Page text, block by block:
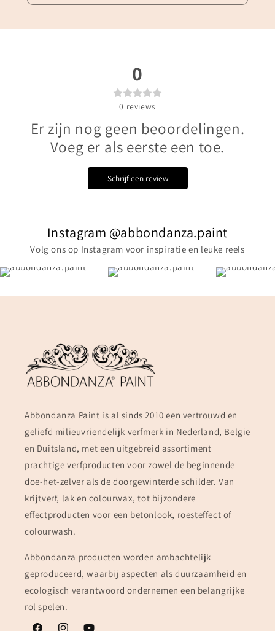
0
0 reviews
Er zijn nog geen beoordelingen.
Voeg er als eerste een toe.
Schrijf een review
Instagram @abbondanza.paint
Volg ons op Instagram voor inspiratie en leuke reels
Abbondanza Paint is al sinds 2010 een vertrouwd en
geliefd milieuvriendelijk verfmerk in Nederland, België
en Duitsland, met een uitgebreid assortiment
prachtige verfproducten voor zowel de beginnende
doe-het-zelver als de doorgewinterde schilder. Van
krijtverf, lak en colourwax, tot bijzondere
effectproducten voor een betonlook, roesteffect of
colourwash.
Abbondanza producten worden ambachtelijk
geproduceerd, waarbij aspecten als duurzaamheid en
ecologisch verantwoord ondernemen een belangrijke
rol spelen.